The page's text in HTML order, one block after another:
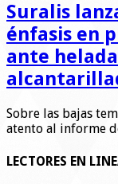
Suralis
énfasis en
ante
Sobre las bajas
atento al informe
LECTORES EN